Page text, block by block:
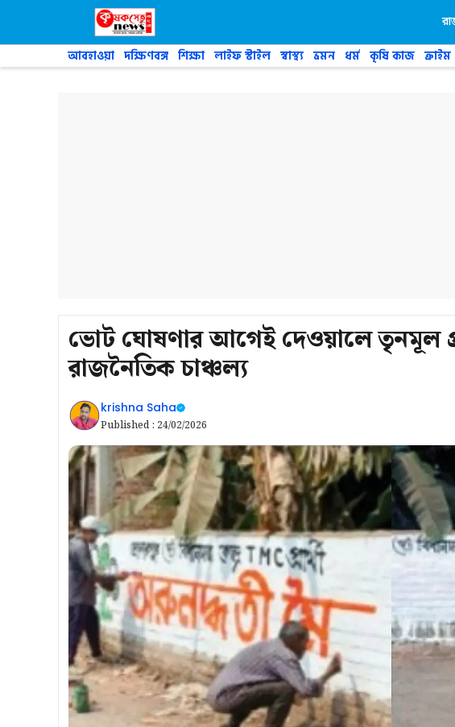
আবহাওয়া দক্ষিণবঙ্গ শিক্ষা লাইফ স্টাইল স্বাস্থ্য ভ্রমন ধর্ম কৃষি কাজ ক্রাইম
ভোট ঘোষণার আগেই দেওয়ালে তৃনমূল
রাজনৈতিক চাঞ্চল্য
krishna Saha
Published : 24/02/2026